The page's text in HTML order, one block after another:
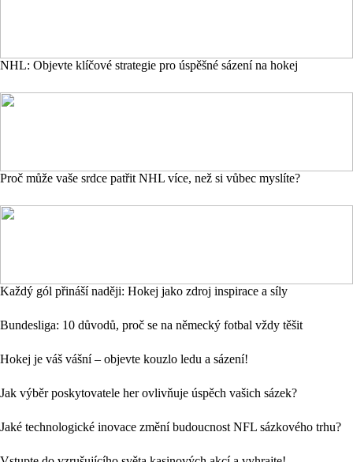
NHL: Objevte klíčové strategie pro úspěšné sázení na hokej
Proč může vaše srdce patřit NHL více, než si vůbec myslíte?
Každý gól přináší naději: Hokej jako zdroj inspirace a síly
Bundesliga: 10 důvodů, proč se na německý fotbal vždy těšit
Hokej je váš vášní – objevte kouzlo ledu a sázení!
Jak výběr poskytovatele her ovlivňuje úspěch vašich sázek?
Jaké technologické inovace změní budoucnost NFL sázkového trhu?